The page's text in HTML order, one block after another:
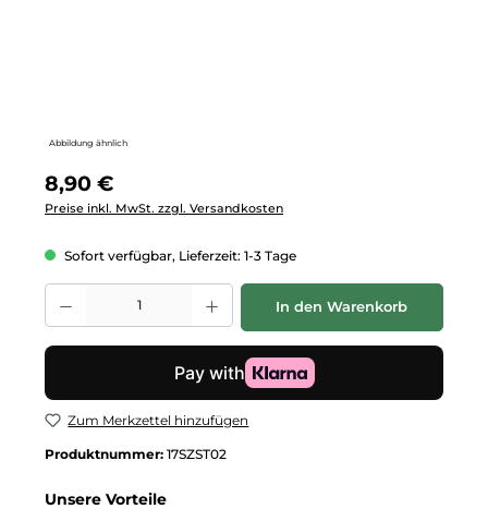
Abbildung ähnlich
Regulärer Preis:
8,90 €
Preise inkl. MwSt. zzgl. Versandkosten
Sofort verfügbar, Lieferzeit: 1-3 Tage
Produkt Anzahl: Gib den gewünschten Wert ein oder benutze die
In den Warenkorb
Zum Merkzettel hinzufügen
Produktnummer: 17SZST02
Unsere Vorteile